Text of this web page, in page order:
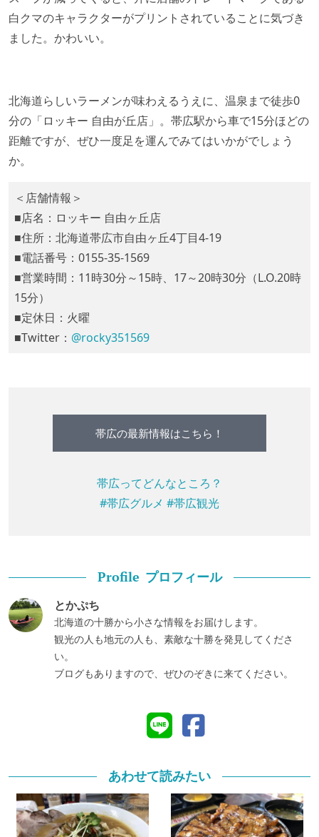
白クマのキャラクターがプリントされていることに気づき
ました。かわいい。
北海道らしいラーメンが味わえるうえに、温泉まで徒歩0
分の「ロッキー 自由が丘店」。帯広駅から車で15分ほどの
距離ですが、ぜひ一度足を運んでみてはいかがでしょう
か。
＜店舗情報＞
■店名：ロッキー 自由ヶ丘店
■住所：北海道帯広市自由ヶ丘4丁目4-19
■電話番号：0155-35-1569
■営業時間：11時30分～15時、17～20時30分（L.O.20時
15分）
■定休日：火曜
■Twitter： @rocky351569
帯広の最新情報はこちら！
帯広ってどんなところ？
#帯広グルメ #帯広観光
Profile プロフィール
とかぷち
北海道の十勝から小さな情報をお届けします。
観光の人も地元の人も、素敵な十勝を発見してくださ
い。
ブログもありますので、ぜひのぞきに来てください。
あわせて読みたい